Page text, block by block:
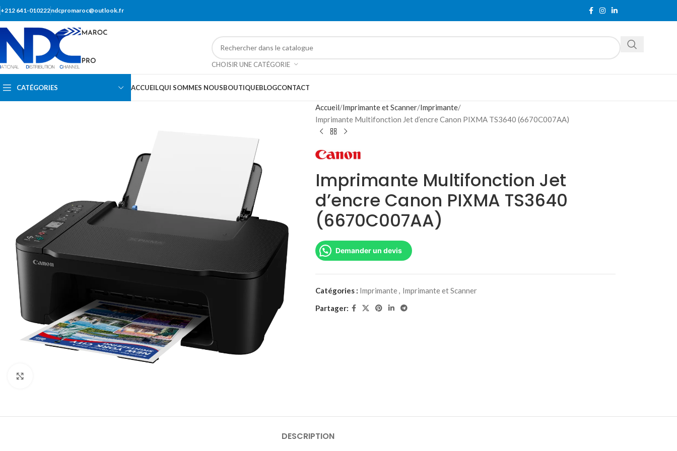
+212 641-010222ndcpromaroc@outlook.fr
CHOISIR UNE CATÉGORIE
CATÉGORIES ACCUEILQUI SOMMES NOUSBOUTIQUEBLOGCONTACT
Accueil Imprimante et Scanner Imprimante
Imprimante Multifonction Jet d’encre Canon PIXMA TS3640 (6670C007AA)
Imprimante Multifonction Jet
d’encre Canon PIXMA TS3640
(6670C007AA)
Demander un devis
Catégories : Imprimante, Imprimante et Scanner
Partager:
DESCRIPTION